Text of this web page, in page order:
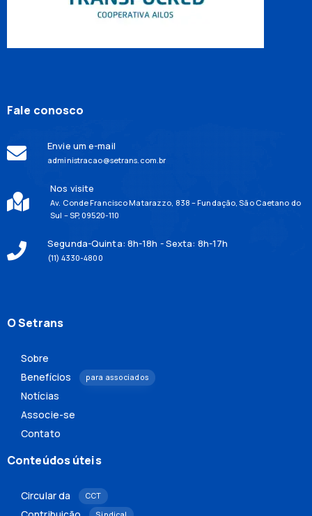
Fale conosco
Envie um e-mail
administracao@setrans.com.br
Nos visite
Av. Conde Francisco Matarazzo, 838 – Fundação, São Caetano do
Sul – SP, 09520-110
Segunda-Quinta: 8h-18h - Sexta: 8h-17h
(11) 4330-4800
O Setrans
Sobre
Benefícios
para associados
Notícias
Associe-se
Contato
Conteúdos úteis
Circular da CCT